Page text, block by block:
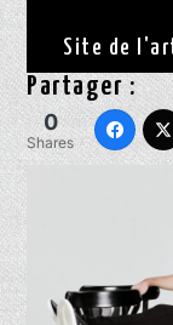
Site de
Partager :
0
Shares